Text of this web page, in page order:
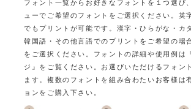
フォント一覧からお好きなフォントを１つ選び
ューでご希望のフォントをご選択ください。 英
でもプリントが可能です。 漢字・ひらがな・カ
韓国語・その他言語でのプリントをご希望の場
をご選択ください。
フォントの詳細や使用例は
ジ』をご覧ください。 お選びいただけるフォン
ます。 複数のフォントを組み合わたいお客様は
ョンをご購入下さい。